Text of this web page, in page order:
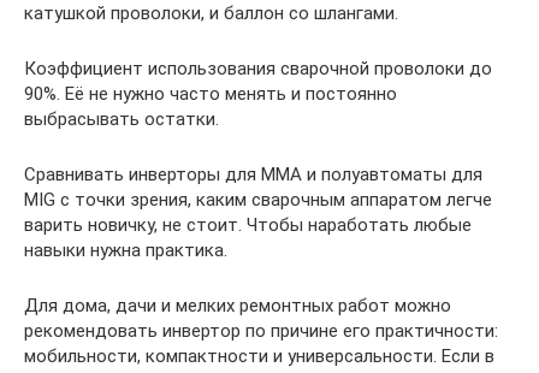
катушкой проволоки, и баллон со шлангами.
Коэффициент использования сварочной проволоки до
90%. Её не нужно часто менять и постоянно
выбрасывать остатки.
Сравнивать инверторы для ММА и полуавтоматы для
MIG с точки зрения, каким сварочным аппаратом легче
варить новичку, не стоит. Чтобы наработать любые
навыки нужна практика.
Для дома, дачи и мелких ремонтных работ можно
рекомендовать инвертор по причине его практичности:
мобильности, компактности и универсальности. Если в